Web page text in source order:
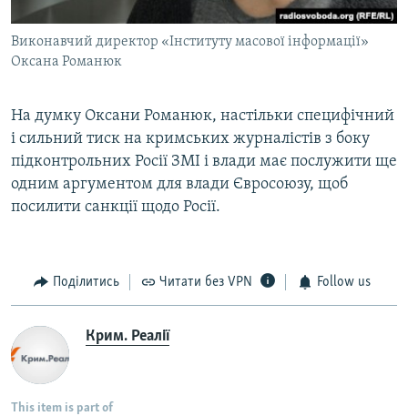
Виконавчий директор «Інституту масової інформації»
Оксана Романюк
​На думку Оксани Романюк, настільки специфічний
і сильний тиск на кримських журналістів з боку
підконтрольних Росії ЗМІ і влади має послужити ще
одним аргументом для влади Євросоюзу, щоб
посилити санкції щодо Росії.
Поділитись Читати без VPN Follow us
Крим. Реалії
This item is part of